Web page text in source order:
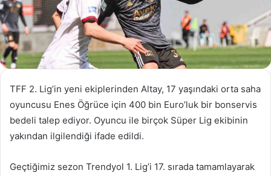
TFF 2. Lig’in yeni ekiplerinden Altay, 17 yaşındaki orta saha
oyuncusu Enes Öğrüce için 400 bin Euro’luk bir bonservis
bedeli talep ediyor. Oyuncu ile birçok Süper Lig ekibinin
yakından ilgilendiği ifade edildi.
Geçtiğimiz sezon Trendyol 1. Lig’i 17. sırada tamamlayarak